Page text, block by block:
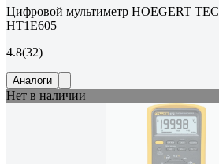
Цифровой мультиметр HOEGERT
HT1E605
4.8(32)
Аналоги
Нет в наличии